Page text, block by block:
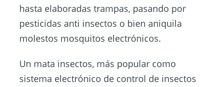
hasta elaboradas trampas, pasando por
pesticidas anti insectos o bien aniquila
molestos mosquitos electrónicos.
Un mata insectos, más popular como
sistema electrónico de control de insectos